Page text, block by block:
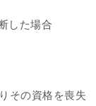
した場合
その資格を喪失